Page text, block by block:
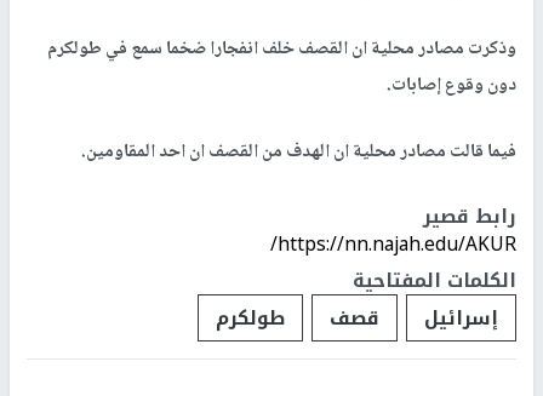
وذكرت مصادر محلية ان القصف خلف انفجارا ضخما سمع في طولكرم
دون وقوع إصابات.
فيما قالت مصادر محلية ان الهدف من القصف ان احد المقاومين.
رابط قصير
https://nn.najah.edu/AKUR/
الكلمات المفتاحية
إسرائيل
قصف طولكرم